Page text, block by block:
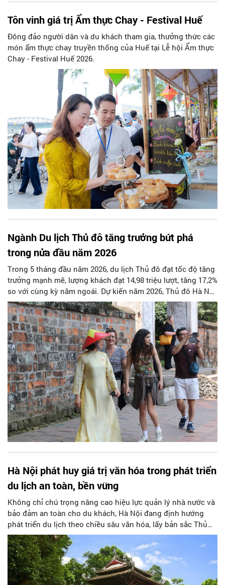
Tôn vinh giá trị Ẩm thực Chay - Festival Huế
Đông đảo người dân và du khách tham gia, thưởng thức các
món ẩm thực chay truyền thống của Huế tại Lễ hội Ẩm thực
Chay - Festival Huế 2026.
Ngành Du lịch Thủ đô tăng trưởng bứt phá
trong nửa đầu năm 2026
Trong 5 tháng đầu năm 2026, du lịch Thủ đô đạt tốc độ tăng
trưởng mạnh mẽ, lượng khách đạt 14,98 triệu lượt, tăng 17,2%
so với cùng kỳ năm ngoái. Dự kiến năm 2026, Thủ đô Hà Nội
sẽ đạt 9,04 triệu lượt khách quốc tế và 27,27 triệu lượt khách
nội địa, vượt kế hoạch đề ra nhờ sự tăng trưởng tốt và các
giải pháp kích cầu...
Hà Nội phát huy giá trị văn hóa trong phát triển
du lịch an toàn, bền vững
Không chỉ chú trọng nâng cao hiệu lực quản lý nhà nước và
bảo đảm an toàn cho du khách, Hà Nội đang định hướng
phát triển du lịch theo chiều sâu văn hóa, lấy bản sắc Thủ
đô làm nền tảng để hình thành những sản phẩm đặc trưng,
giàu trải nghiệm và sức hấp dẫn. Những yêu cầu vừa được
UBND thành phố Hà Nội đặt ra tiếp tục cho thấy quyết tâm
xây dựng ngành du lịch Thủ đô theo hướng chuyên nghiệp,
văn minh và bền vững.